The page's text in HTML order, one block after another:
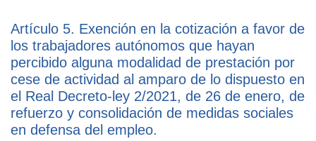
Artículo 5. Exención en la cotización a favor de
los trabajadores autónomos que hayan
percibido alguna modalidad de prestación por
cese de actividad al amparo de lo dispuesto en
el Real Decreto-ley 2/2021, de 26 de enero, de
refuerzo y consolidación de medidas sociales
en defensa del empleo.